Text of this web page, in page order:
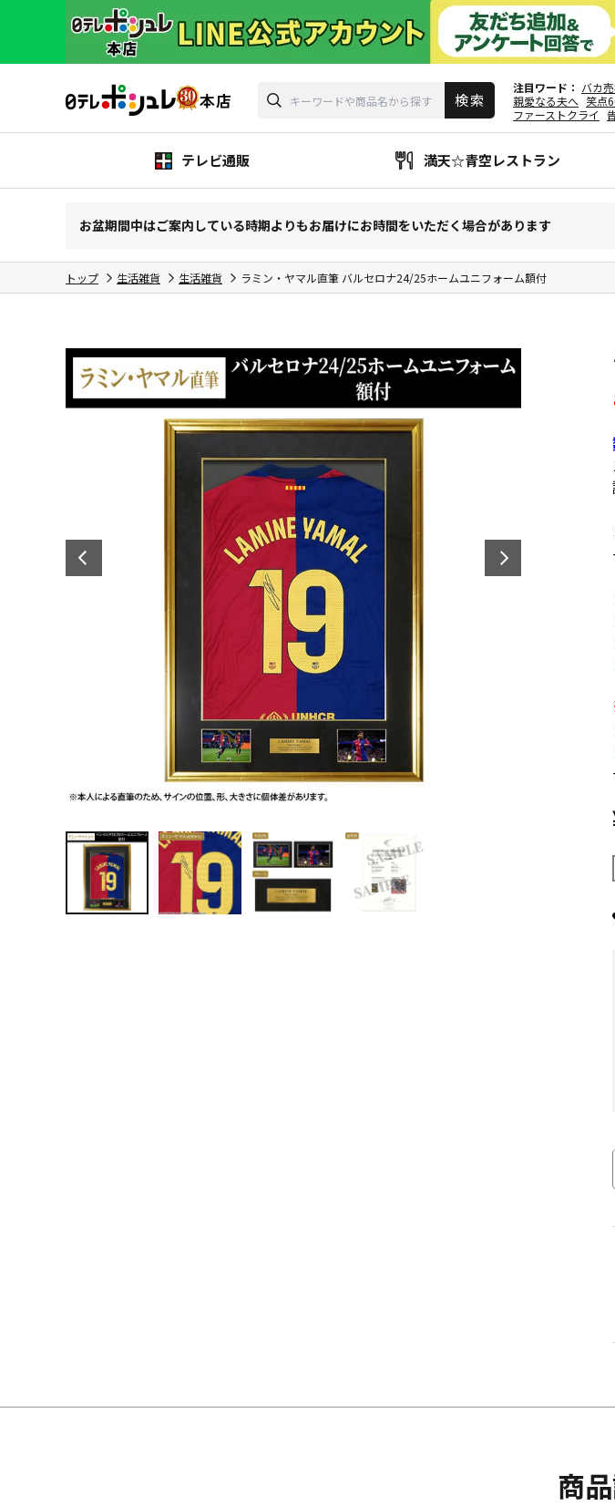
注目ワード バカ
親愛なる夫へ 笑点
ファーストクライ
テレビ通販 満天☆青空レストラン
お盆期間中はご案内している時期よりもお届けにお時間をいただく場合があります
トップ 生活雑貨 生活雑貨 ラミン・ヤマル直筆 バルセロナ24/25ホームユニフォーム額付
商